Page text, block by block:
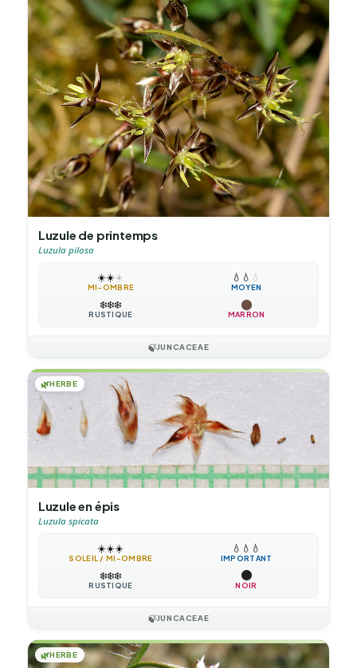
Luzule de printemps
Luzula pilosa
☀️☀️☀️
MI-OMBRE
💧 💧 💧
MOYEN
❄️❄️❄️
RUSTIQUE MARRON
🍃JUNCACEAE
🌿HERBE
Luzule en épis
Luzula spicata
☀️☀️☀️
SOLEIL / MI-OMBRE
💧 💧 💧
IMPORTANT
❄️❄️❄️
RUSTIQUE NOIR
🍃JUNCACEAE
🌿HERBE